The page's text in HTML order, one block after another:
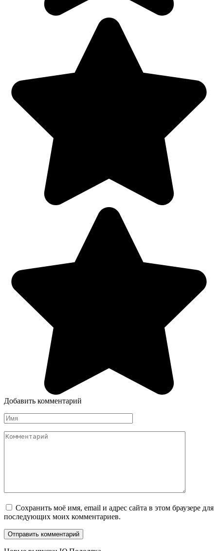
Добавить комментарий
Имя
*
Комментарий
Сохранить моё имя, email и адрес сайта в этом браузере для
последующих моих комментариев.